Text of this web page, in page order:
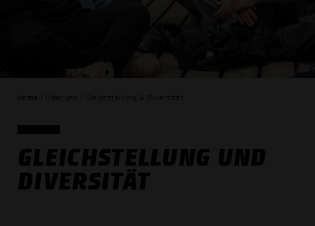
Home / Über uns / Gleichstellung & Diversität
GLEICHSTELLUNG UND
DIVERSITÄT